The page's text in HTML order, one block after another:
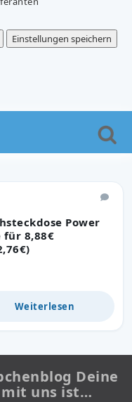
Einstellungen speichern
Power
für 8,88€
Weiterlesen
Deine
mit uns ist…